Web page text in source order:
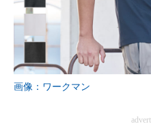
画像：ワークマン